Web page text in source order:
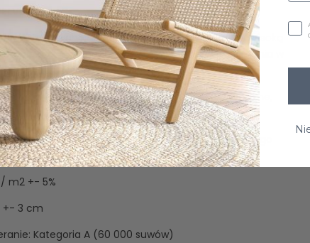
w dotyku tkaniną tapicerską. Charakteryzuje się wysoką
oraz mechacenie.Materiał łatwy do utrzymania w
do użytku komercyjnego oraz OEKO-TEX
pod kątem substancji szkodliwych przez zewnętrzne,
tkanina o szlachetnym połysku wnosi do każdego
luksusu.
m2 +- 5%
+- 3 cm
Kategoria A (60 000 suwów)